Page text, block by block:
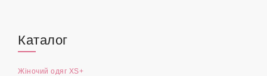
Каталог
Жіночий одяг XS+